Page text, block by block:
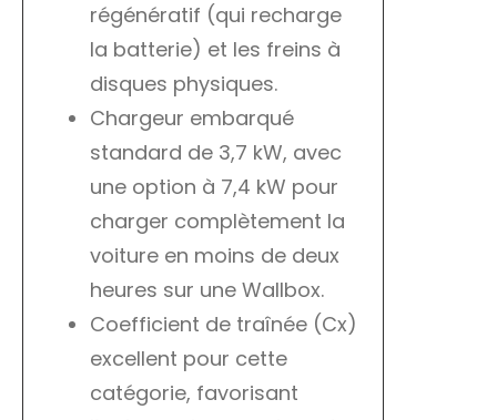
régénératif (qui recharge
la batterie) et les freins à
disques physiques.
Chargeur embarqué
standard de 3,7 kW, avec
une option à 7,4 kW pour
charger complètement la
voiture en moins de deux
heures sur une Wallbox.
Coefficient de traînée (Cx)
excellent pour cette
catégorie, favorisant